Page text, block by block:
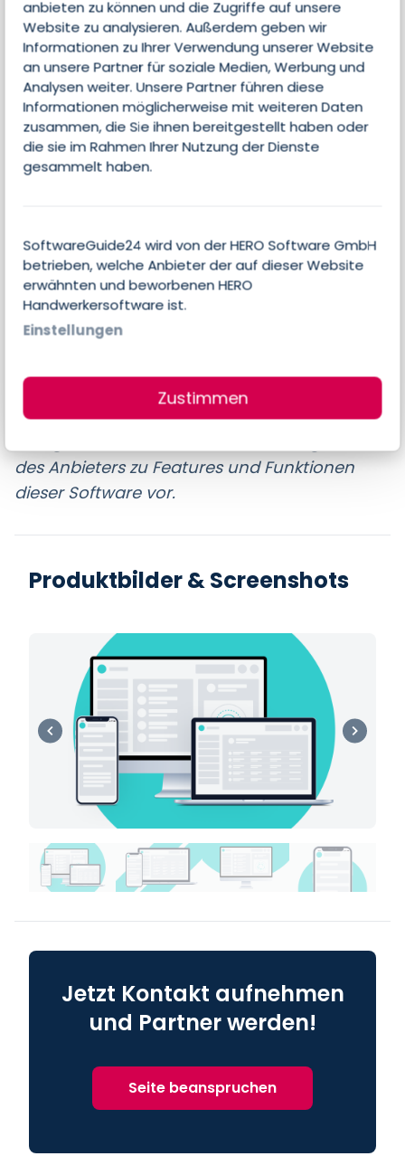
anbieten zu können und die Zugriffe auf unsere
Website zu analysieren. Außerdem geben wir
Informationen zu Ihrer Verwendung unserer Website
an unsere Partner für soziale Medien, Werbung und
Analysen weiter. Unsere Partner führen diese
Informationen möglicherweise mit weiteren Daten
zusammen, die Sie ihnen bereitgestellt haben oder
die sie im Rahmen Ihrer Nutzung der Dienste
gesammelt haben.
SoftwareGuide24 wird von der HERO Software GmbH
betrieben, welche Anbieter der auf dieser Website
erwähnten und beworbenen HERO
Handwerkersoftware ist.
Einstellungen
Zustimmen
bereitstellen.
Jetzt Kontakt aufnehmen
und Partner werden!
Seite beanspruchen
Alle Features
des Anbieters zu Features und Funktionen
dieser Software vor.
Produktbilder & Screenshots
Jetzt Kontakt aufnehmen
und Partner werden!
Seite beanspruchen